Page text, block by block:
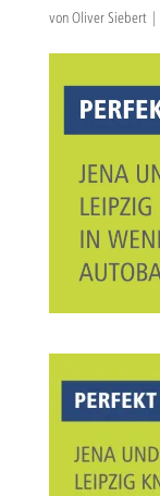
vonOliver Siebert|